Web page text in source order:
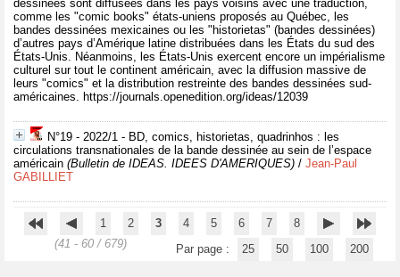
dessinées sont diffusées dans les pays voisins avec une traduction,
comme les "comic books" états-uniens proposés au Québec, les
bandes dessinées mexicaines ou les "historietas" (bandes dessinées)
d’autres pays d’Amérique latine distribuées dans les États du sud des
États-Unis. Néanmoins, les États-Unis exercent encore un impérialisme
culturel sur tout le continent américain, avec la diffusion massive de
leurs "comics" et la distribution restreinte des bandes dessinées sud-
américaines. https://journals.openedition.org/ideas/12039
N°19 - 2022/1 - BD, comics, historietas, quadrinhos : les
circulations transnationales de la bande dessinée au sein de l’espace
américain (Bulletin de IDEAS. IDEES D'AMERIQUES) / Jean-Paul
GABILLIET
1 2 3 4 5 6 7
8
(41 - 60 / 679)
Par page : 25 50 100 200